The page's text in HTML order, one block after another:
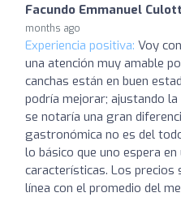
Facundo Emmanuel
months ago
Experiencia positiva: Voy
una atención muy amable
canchas están en buen
podría mejorar; ajustando
se notaría una gran
gastronómica no es del
lo básico que uno espera
características. Los precios
línea con el promedio del